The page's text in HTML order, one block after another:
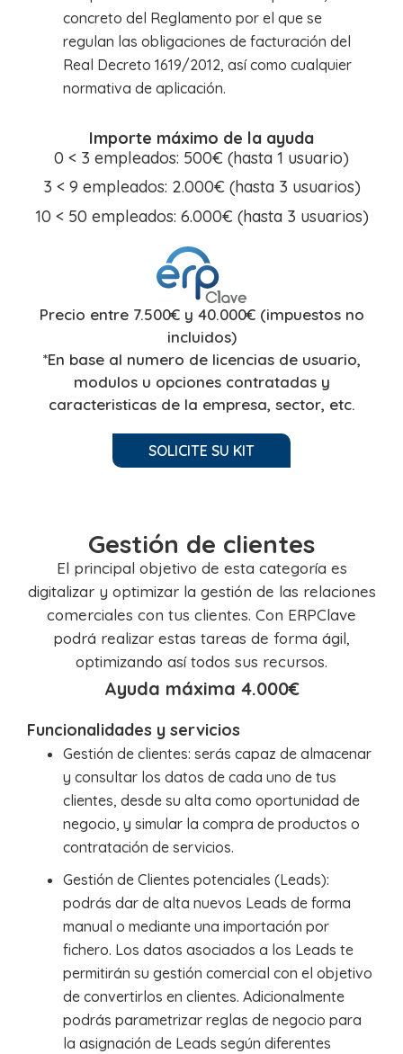
concreto del Reglamento por el que se
regulan las obligaciones de facturación del
Real Decreto 1619/2012, así como cualquier
normativa de aplicación.
Importe máximo de la ayuda
0 < 3 empleados: 500€ (hasta 1 usuario)
3 < 9 empleados: 2.000€ (hasta 3 usuarios)
10 < 50 empleados: 6.000€ (hasta 3 usuarios)
Precio entre 7.500€ y 40.000€ (impuestos no
incluidos)
*En base al numero de licencias de usuario,
modulos u opciones contratadas y
caracteristicas de la empresa, sector, etc.
SOLICITE SU KIT
Gestión de clientes
El principal objetivo de esta categoría es
digitalizar y optimizar la gestión de las relaciones
comerciales con tus clientes. Con ERPClave
podrá realizar estas tareas de forma ágil,
optimizando así todos sus recursos.
Ayuda máxima 4.000€
Funcionalidades y servicios
Gestión de clientes: serás capaz de almacenar
y consultar los datos de cada uno de tus
clientes, desde su alta como oportunidad de
negocio, y simular la compra de productos o
contratación de servicios.
Gestión de Clientes potenciales (Leads):
podrás dar de alta nuevos Leads de forma
manual o mediante una importación por
fichero. Los datos asociados a los Leads te
permitirán su gestión comercial con el objetivo
de convertirlos en clientes. Adicionalmente
podrás parametrizar reglas de negocio para
la asignación de Leads según diferentes